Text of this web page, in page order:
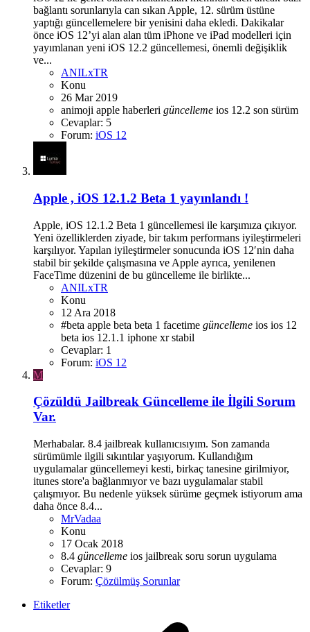
bağlantı sorunlarıyla can sıkan Apple, 12. sürüm üstüne
yaptığı güncellemelere bir yenisini daha ekledi. Dakikalar
önce iOS 12’yi alan alan tüm iPhone ve iPad modelleri için
yayımlanan yeni iOS 12.2 güncellemesi, önemli değişiklik
ve...
ANILxTR
Konu
26 Mar 2019
animoji apple haberleri güncelleme ios 12.2 son sürüm
Cevaplar: 5
Forum: iOS 12
Apple , iOS 12.1.2 Beta 1 yayınlandı !
Apple, iOS 12.1.2 Beta 1 güncellemesi ile karşımıza çıkıyor.
Yeni özelliklerden ziyade, bir takım performans iyileştirmeleri
karşılıyor. Yapılan iyileştirmeler sonucunda iOS 12′nin daha
stabil bir şekilde çalışmasına ve Apple ayrıca, yenilenen
FaceTime düzenini de bu güncelleme ile birlikte...
ANILxTR
Konu
12 Ara 2018
#beta apple beta beta 1 facetime güncelleme ios ios 12
beta ios 12.1.1 iphone xrstabil
Cevaplar: 1
Forum: iOS 12
M
Çözüldü Jailbreak Güncelleme ile İlgili Sorum
Var.
Merhabalar. 8.4 jailbreak kullanıcısıyım. Son zamanda
sürümümle ilgili sıkıntılar yaşıyorum. Kullandığım
uygulamalar güncellemeyi kesti, birkaç tanesine girilmiyor,
itunes store'a bağlanmıyor ve bazı uygulamalar stabil
çalışmıyor. Bu nedenle yüksek sürüme geçmek istiyorum ama
daha önce 8.4...
MrVadaa
Konu
17 Ocak 2018
8.4 güncelleme ios jailbreak soru sorun uygulama
Cevaplar: 9
Forum: Çözülmüş Sorunlar
Etiketler